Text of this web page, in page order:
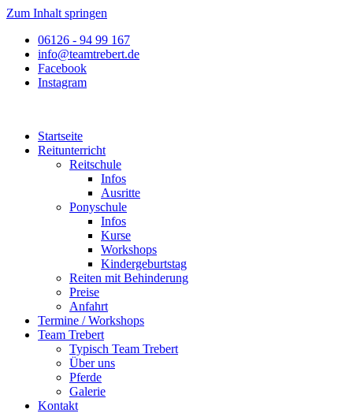
Zum Inhalt springen
06126 - 94 99 167
info@teamtrebert.de
Facebook
Instagram
Startseite
Reitunterricht
Reitschule
Infos
Ausritte
Ponyschule
Infos
Kurse
Workshops
Kindergeburtstag
Reiten mit Behinderung
Preise
Anfahrt
Termine / Workshops
Team Trebert
Typisch Team Trebert
Über uns
Pferde
Galerie
Kontakt